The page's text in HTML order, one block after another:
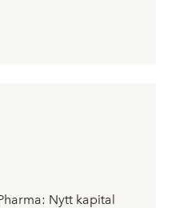
Nytt kapital